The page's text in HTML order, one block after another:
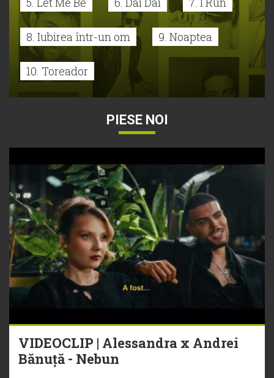
8. Iubirea într-un om 9. Noaptea
10. Toreador
PIESE NOI
VIDEOCLIP | Alessandra x Andrei
Bănuță - Nebun